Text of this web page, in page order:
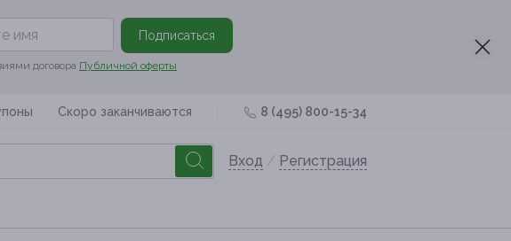
Подписаться
договора Публичной оферты
Скоро заканчиваются 8 (495) 800-15-34
Вход / Регистрация